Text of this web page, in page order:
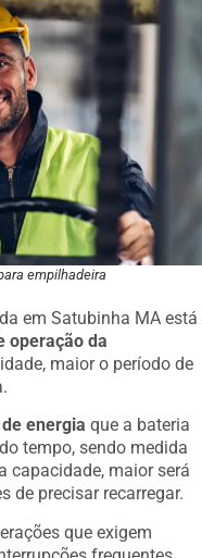
empilhadeira
em Satubinha MA está
operação da
maior o período de
energia que a bateria
tempo, sendo medida
capacidade, maior será
de precisar recarregar.
que exigem
frequentes.